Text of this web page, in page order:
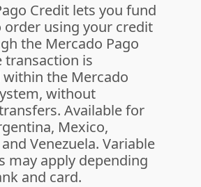
Credit lets you fund
order using your credit
the Mercado Pago
transaction is
within the Mercado
without
Available for
Mexico,
Venezuela. Variable
may apply depending
and card.